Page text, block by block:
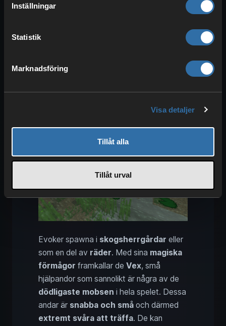
Inställningar
Statistik
Marknadsföring
Visa detaljer
Tillåt alla
Tillåt urval
Tips i strid
besegra – Så besegrar du den starkaste
Evoker spawna i skogsherrgårdar eller
som en del av räder. Med sina magiska
förmågor framkallar de Vex, små
hjälpandor som sannolikt är några av de
dödligaste mobsen i hela spelet. Dessa
andar är snabba och små och därmed
extremt svåra att träffa. De kan